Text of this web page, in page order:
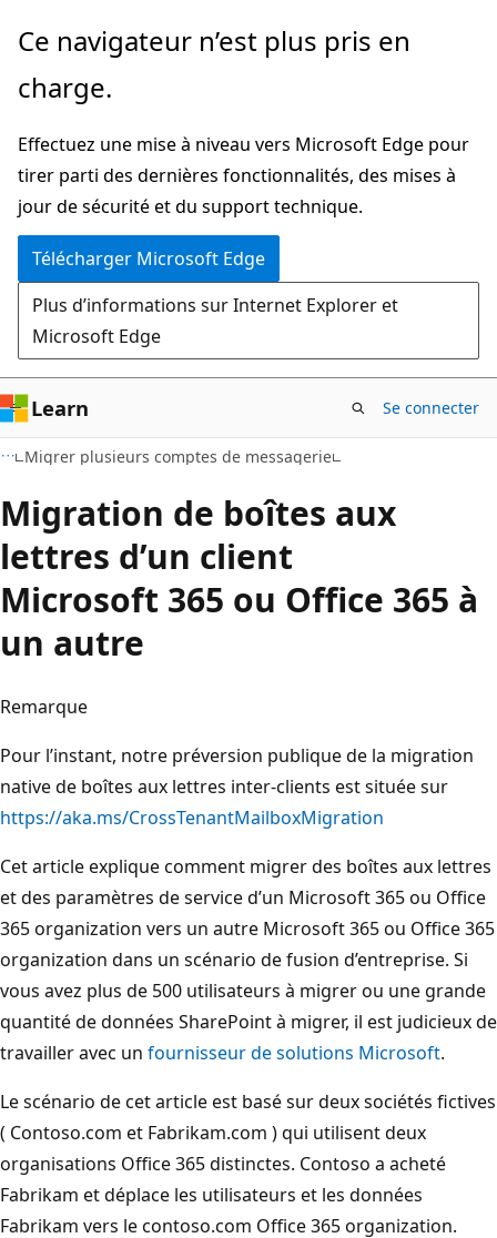
Passer
directement
au
principal
Ce navigateur n’est plus pris en
charge.
Effectuez une mise à niveau vers Microsoft Edge pour
tirer parti des dernières fonctionnalités, des mises à
jour de sécurité et du support technique.
Télécharger Microsoft Edge
Plus d’informations sur Internet Explorer et
Microsoft Edge
Learn Se connecter
Migrer plusieurs comptes de messagerie
Migration de boîtes aux
lettres d’un client
Microsoft 365 ou Office 365 à
un autre
Remarque
Pour l’instant, notre préversion publique de la migration
native de boîtes aux lettres inter-clients est située sur
https://aka.ms/CrossTenantMailboxMigration
Cet article explique comment migrer des boîtes aux lettres
et des paramètres de service d’un Microsoft 365 ou Office
365 organization vers un autre Microsoft 365 ou Office 365
organization dans un scénario de fusion d’entreprise. Si
vous avez plus de 500 utilisateurs à migrer ou une grande
quantité de données SharePoint à migrer, il est judicieux de
travailler avec un fournisseur de solutions Microsoft.
Le scénario de cet article est basé sur deux sociétés fictives
( Contoso.com et Fabrikam.com ) qui utilisent deux
organisations Office 365 distinctes. Contoso a acheté
Fabrikam et déplace les utilisateurs et les données
Fabrikam vers le contoso.com Office 365 organization.